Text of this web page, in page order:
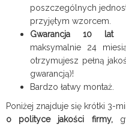
poszczególnych
przyjętym wzorcem.
Gwarancja 10 lat
maksymalnie 24
otrzymujesz pełną
gwarancją)!
Bardzo łatwy montaż.
Poniżej znajduje się krótki 3-
o polityce jakości firmy,